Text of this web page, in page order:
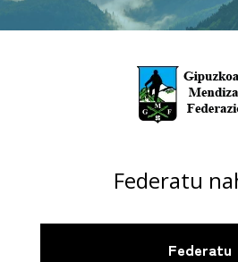
Federatu
Federatu